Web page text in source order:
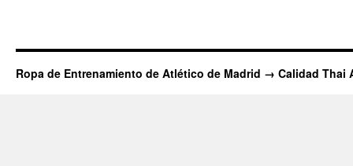
Ropa de Entrenamiento de Atlético de Madrid → Calidad Thai